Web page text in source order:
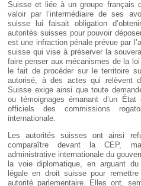
Suisse et liée à un groupe français
valoir par l’intermédiaire de ses
suisse lui faisait obligation
autorités suisses pour pouvoir
est une infraction pénale prévue par
suisse qui vise à préserver la
faire penser aux mécanismes de la
le fait de procéder sur le territoire
autorisé, à des actes qui relèvent
Suisse exige ainsi que toute
ou témoignages émanant d’un
officiels des commissions
internationale.
Les autorités suisses ont ainsi
comparaître devant la CEP,
administrative internationale du
la voie diplomatique, en arguant
légale en droit suisse pour
autorité parlementaire. Elles ont,